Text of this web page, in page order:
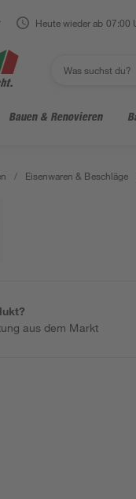
Heute wieder ab 07:00
Bauen & Renovieren
/ Eisenwaren & Beschläge
aus dem Markt